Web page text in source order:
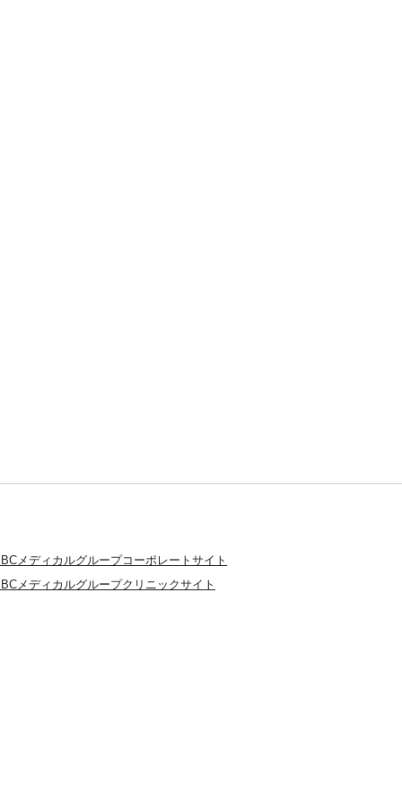
メディカルグループコーポレートサイト
メディカルグループクリニックサイト